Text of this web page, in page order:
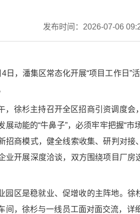
发布时间：2026-07-06
4日，潘集区常态化开展“项目工作日”
午，徐杉主持召开全区招商引资调度
展动能的“牛鼻子”，必须牢牢把握“
招商模式，健全线索收集、研判对
业开展深度洽谈，双方围绕项目厂
园区是稳就业、促增收的主阵地。
间，徐杉与一线员工面对面交流，详